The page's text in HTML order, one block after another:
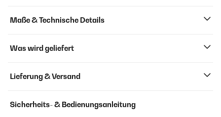
Maße & Technische Details
Was wird geliefert
Lieferung & Versand
Sicherheits- & Bedienungsanleitung